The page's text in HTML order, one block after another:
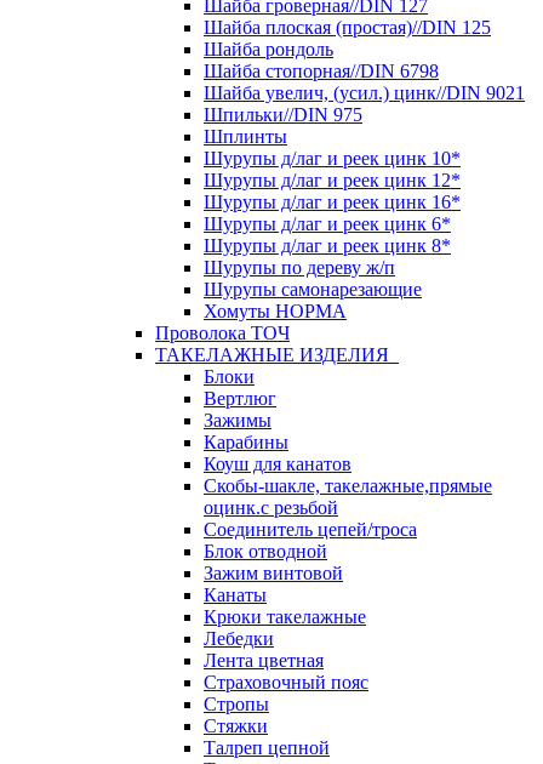
Шайба гроверная//DIN 127
Шайба плоская (простая)//DIN 125
Шайба рондоль
Шайба стопорная//DIN 6798
Шайба увелич, (усил.) цинк//DIN 9021
Шпильки//DIN 975
Шплинты
Шурупы д/лаг и реек цинк 10*
Шурупы д/лаг и реек цинк 12*
Шурупы д/лаг и реек цинк 16*
Шурупы д/лаг и реек цинк 6*
Шурупы д/лаг и реек цинк 8*
Шурупы по дереву ж/п
Шурупы самонарезающие
Хомуты НОРМА
Проволока ТОЧ
ТАКЕЛАЖНЫЕ ИЗДЕЛИЯ
Блоки
Вертлюг
Зажимы
Карабины
Коуш для канатов
Скобы-шакле, такелажные,прямые
оцинк.с резьбой
Соединитель цепей/троса
Блок отводной
Зажим винтовой
Канаты
Крюки такелажные
Лебедки
Лента цветная
Страховочный пояс
Стропы
Стяжки
Талреп цепной